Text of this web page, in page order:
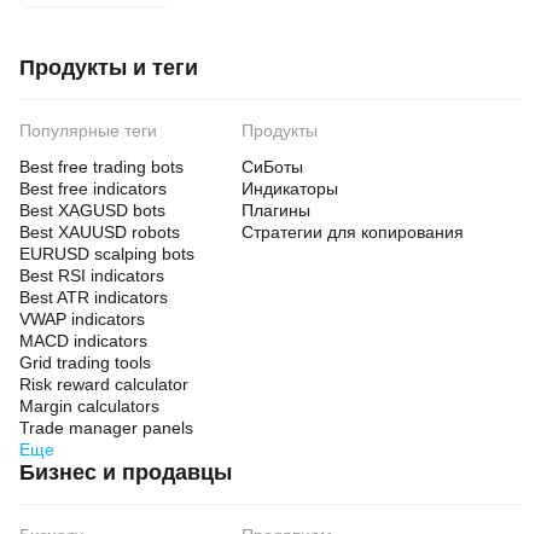
Продукты и теги
Популярные теги
Best free trading bots
Best free indicators
Best XAGUSD bots
Best XAUUSD robots
EURUSD scalping bots
Best RSI indicators
Best ATR indicators
VWAP indicators
MACD indicators
Grid trading tools
Risk reward calculator
Margin calculators
Trade manager panels
Еще
Продукты
СиБоты
Индикаторы
Плагины
Стратегии для копирования
Бизнес и продавцы